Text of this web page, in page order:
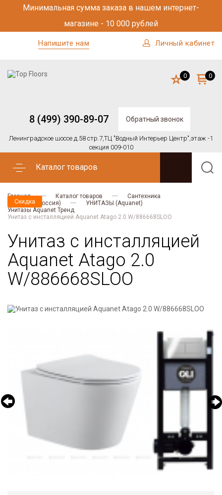
Минимальная сумма заказа в нашем интернет-
магазине - 10 000 рублей
Напишите нам Личный кабинет
8 (499) 390-89-07 Обратный звонок
Ленинградское шоссе д.58 стр.7,ТЦ "Водный Интерьер Центр",этаж -1
секция 009-010
0 0
Каталог товаров
Главная Каталог товаров
Сантехника
AQUANET (Россия)
УНИТАЗЫ (Aquanet)
Унитазы Aquanet Тренд
Унитаз с инсталляцией Aquanet Atago 2.0 W/886668SLOO
Унитаз с инсталляцией
Aquanet Atago 2.0
W/886668SLOO
Скидка